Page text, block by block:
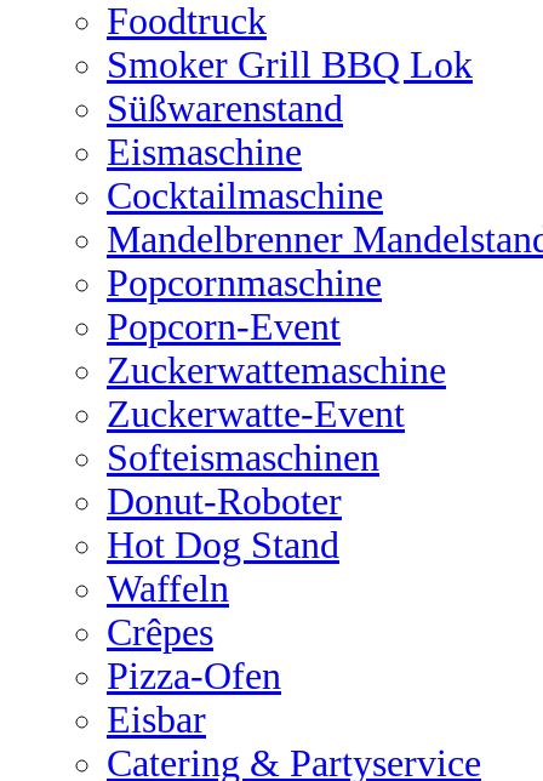
Foodtruck
Smoker Grill BBQ Lok
Süßwarenstand
Eismaschine
Cocktailmaschine
Mandelbrenner
Popcornmaschine
Popcorn-Event
Zuckerwattemaschine
Zuckerwatte-Event
Softeismaschinen
Donut-Roboter
Hot Dog Stand
Waffeln
Crêpes
Pizza-Ofen
Eisbar
Catering & Partyservice